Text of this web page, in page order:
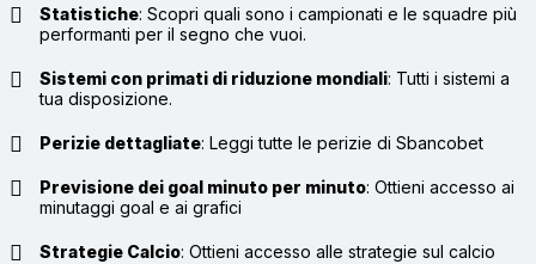
Statistiche: Scopri quali sono i campionati e le squadre più
performanti per il segno che vuoi.
Sistemi con primati di riduzione mondiali: Tutti i sistemi a
tua disposizione.
Perizie dettagliate: Leggi tutte le perizie di Sbancobet
Previsione dei goal minuto per minuto: Ottieni accesso ai
minutaggi goal e ai grafici
Strategie Calcio: Ottieni accesso alle strategie sul calcio